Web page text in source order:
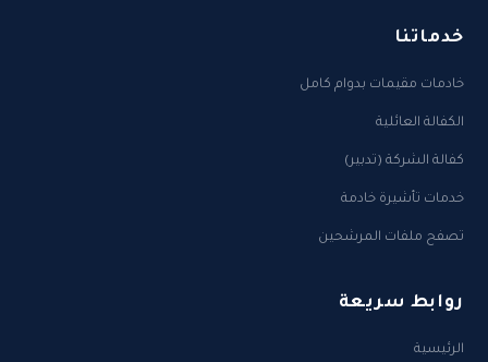
خدماتنا
خادمات مقيمات بدوام كامل
الكفالة العائلية
كفالة الشركة (تدبير)
خدمات تأشيرة خادمة
تصفح ملفات المرشحين
روابط سريعة
الرئيسية